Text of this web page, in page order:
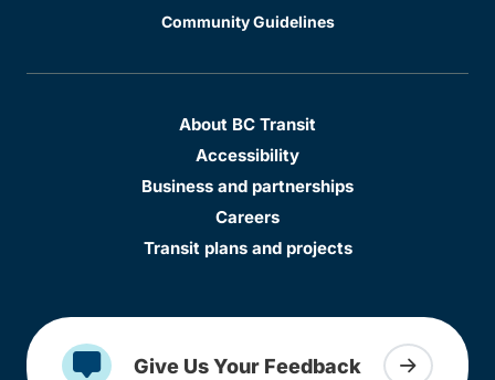
Community Guidelines
About BC Transit
Accessibility
Business and partnerships
Careers
Transit plans and projects
Give Us Your Feedback